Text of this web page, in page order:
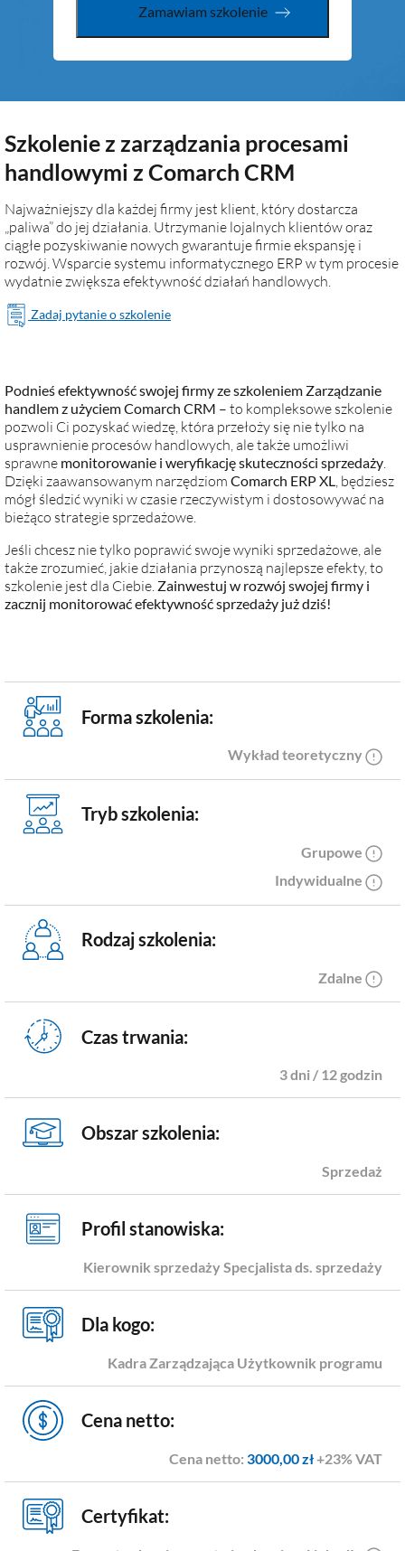
Zamawiam szkolenie
Szkolenie z zarządzania procesami
handlowymi z Comarch CRM
Najważniejszy dla każdej firmy jest klient, który dostarcza
„paliwa” do jej działania. Utrzymanie lojalnych klientów oraz
ciągłe pozyskiwanie nowych gwarantuje firmie ekspansję i
rozwój. Wsparcie systemu informatycznego ERP w tym procesie
wydatnie zwiększa efektywność działań handlowych.
Zadaj pytanie o szkolenie
Podnieś efektywność swojej firmy ze szkoleniem Zarządzanie
handlem z użyciem Comarch CRM – to kompleksowe szkolenie
pozwoli Ci pozyskać wiedzę, która przełoży się nie tylko na
usprawnienie procesów handlowych, ale także umożliwi
sprawne monitorowanie i weryfikację skuteczności sprzedaży.
Dzięki zaawansowanym narzędziom Comarch ERP XL, będziesz
mógł śledzić wyniki w czasie rzeczywistym i dostosowywać na
bieżąco strategie sprzedażowe.
Jeśli chcesz nie tylko poprawić swoje wyniki sprzedażowe, ale
także zrozumieć, jakie działania przynoszą najlepsze efekty, to
szkolenie jest dla Ciebie. Zainwestuj w rozwój swojej firmy i
zacznij monitorować efektywność sprzedaży już dziś!
Forma szkolenia:
Wykład teoretyczny
Tryb szkolenia:
Grupowe
Indywidualne
Rodzaj szkolenia:
Zdalne
Czas trwania:
3 dni / 12 godzin
Obszar szkolenia:
Sprzedaż
Profil stanowiska:
Kierownik sprzedażySpecjalista ds. sprzedaży
Dla kogo:
Kadra Zarządzająca Użytkownik programu
Cena netto:
Cena netto: 3000,00 zł+23% VAT
Certyfikat: